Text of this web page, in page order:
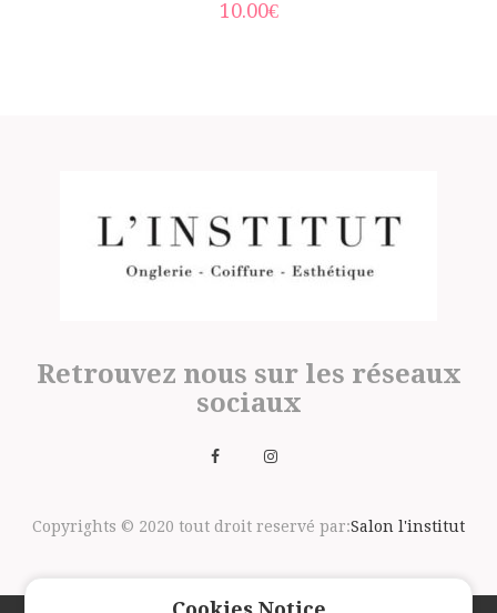
Karité, Coco Et Miel
10.00€
Retrouvez nous sur les réseaux
sociaux
Copyrights © 2020 tout droit reservé par:Salon l'institut